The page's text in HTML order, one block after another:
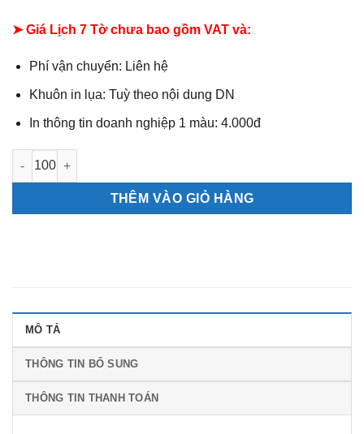
➤ Giá Lịch 7 Tờ chưa bao gồm VAT và:
Phí vận chuyển: Liên hệ
Khuôn in lụa: Tuỳ theo nội dung DN
In thông tin doanh nghiệp 1 màu: 4.000đ
Lịch 7 tờ Bonsai số lượng
THÊM VÀO GIỎ HÀNG
MÔ TẢ
THÔNG TIN BỔ SUNG
THÔNG TIN THANH TOÁN